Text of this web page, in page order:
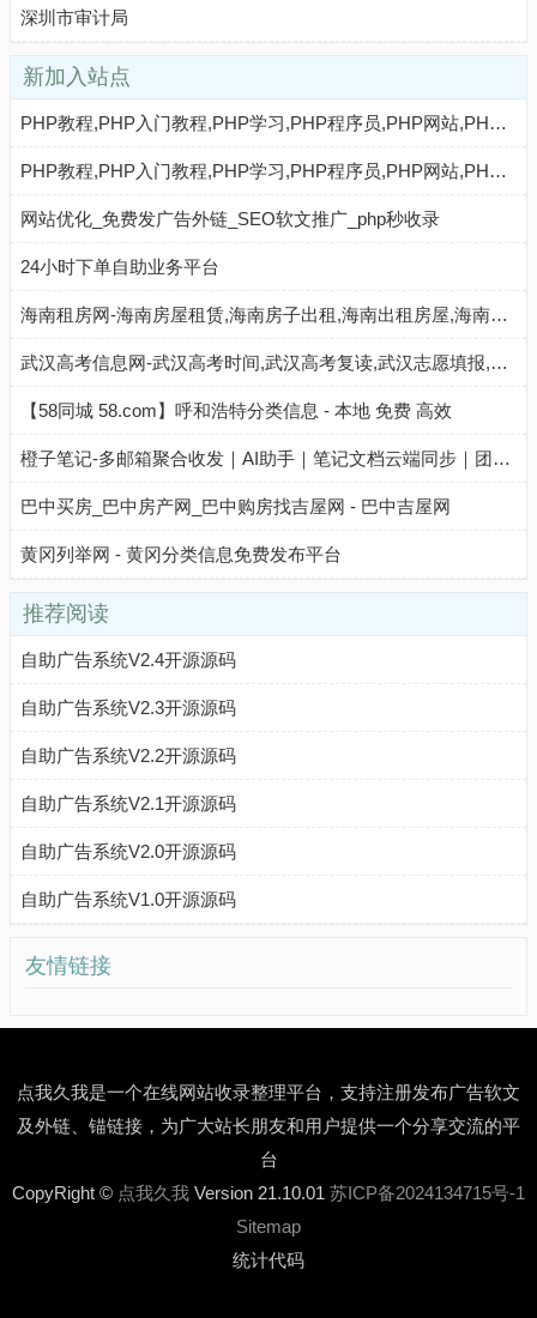
深圳市审计局
新加入站点
PHP教程,PHP入门教程,PHP学习,PHP程序员,PHP网站,PHP视频教程,Mysql教程,CMS教程,AI秒收录 - AI秒收录
PHP教程,PHP入门教程,PHP学习,PHP程序员,PHP网站,PHP视频教程,Mysql教程,CMS教程,AI收录网 - AI收录网
网站优化_免费发广告外链_SEO软文推广_php秒收录
24小时下单自助业务平台
海南租房网-海南房屋租赁,海南房子出租,海南出租房屋,海南房地产中介,海南个人租房信息
武汉高考信息网-武汉高考时间,武汉高考复读,武汉志愿填报,武汉高考分数线,武汉高考成绩查询
【58同城 58.com】呼和浩特分类信息 - 本地 免费 高效
橙子笔记-多邮箱聚合收发｜AI助手｜笔记文档云端同步｜团队与个人高效协作工具
巴中买房_巴中房产网_巴中购房找吉屋网 - 巴中吉屋网
黄冈列举网 - 黄冈分类信息免费发布平台
推荐阅读
自助广告系统V2.4开源源码
自助广告系统V2.3开源源码
自助广告系统V2.2开源源码
自助广告系统V2.1开源源码
自助广告系统V2.0开源源码
自助广告系统V1.0开源源码
友情链接
点我久我是一个在线网站收录整理平台，支持注册发布广告软文
及外链、锚链接，为广大站长朋友和用户提供一个分享交流的平
台
CopyRight © 点我久我 Version 21.10.01 苏ICP备2024134715号-1
Sitemap
统计代码